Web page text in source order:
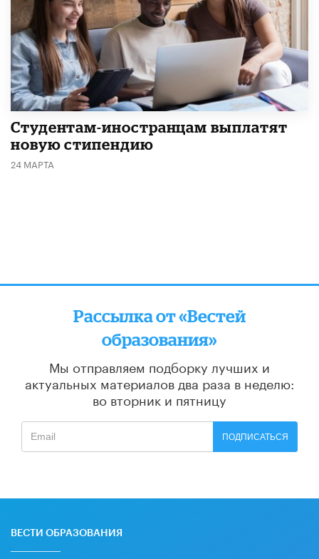
Студентам-иностранцам выплатят
новую стипендию
24 МАРТА
Рассылка от «Вестей
образования»
Мы отправляем подборку лучших и
актуальных материалов два раза в неделю:
во вторник и пятницу
ПОДПИСАТЬСЯ
ВЕСТИ ОБРАЗОВАНИЯ